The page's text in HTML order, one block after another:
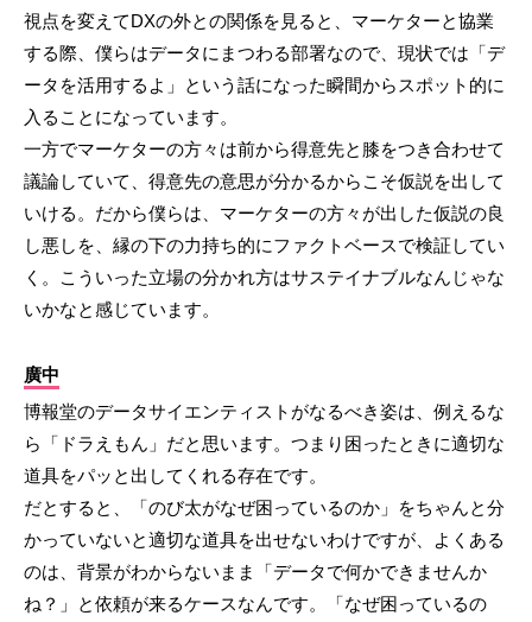
視点を変えてDXの外との関係を見ると、マーケターと協業
する際、僕らはデータにまつわる部署なので、現状では「デ
ータを活用するよ」という話になった瞬間からスポット的に
入ることになっています。
一方でマーケターの方々は前から得意先と膝をつき合わせて
議論していて、得意先の意思が分かるからこそ仮説を出して
いける。だから僕らは、マーケターの方々が出した仮説の良
し悪しを、縁の下の力持ち的にファクトベースで検証してい
く。こういった立場の分かれ方はサステイナブルなんじゃな
いかなと感じています。
廣中
博報堂のデータサイエンティストがなるべき姿は、例えるな
ら「ドラえもん」だと思います。つまり困ったときに適切な
道具をパッと出してくれる存在です。
だとすると、「のび太がなぜ困っているのか」をちゃんと分
かっていないと適切な道具を出せないわけですが、よくある
のは、背景がわからないまま「データで何かできませんか
ね？」と依頼が来るケースなんです。「なぜ困っているの